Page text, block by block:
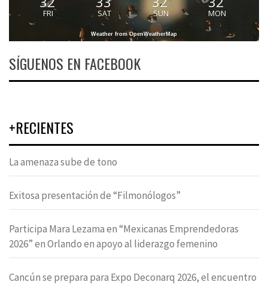
FRI SAT SUN MON
Weather from OpenWeatherMap
SÍGUENOS EN FACEBOOK
+RECIENTES
La amenaza sube de tono
Exitosa presentación de “Filmonólogos”
Participa Mara Lezama en “Mexicanas Emprendedoras
2026” en Orlando en apoyo al liderazgo femenino
Cancún se prepara para Expo Deconarq 2026, el encuentro